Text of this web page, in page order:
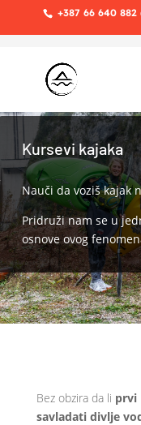
+387 66 640
Kursevi kajaka
Nauči da voziš kajak
Pridruži nam se u
osnove ovog
Bez obzira da li prvi
savladati divlje